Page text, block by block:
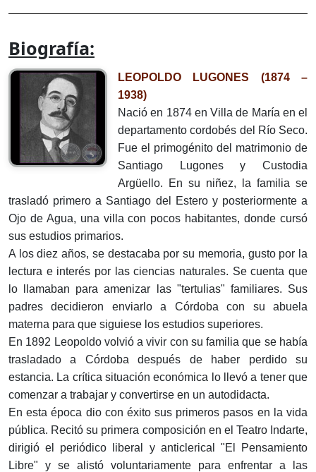
Biografía:
LEOPOLDO LUGONES (1874 –
1938)
Nació en 1874 en Villa de María en el
departamento cordobés del Río Seco.
Fue el primogénito del matrimonio de
Santiago Lugones y Custodia
Argüello. En su niñez, la familia se
trasladó primero a Santiago del Estero y posteriormente a
Ojo de Agua, una villa con pocos habitantes, donde cursó
sus estudios primarios.
A los diez años, se destacaba por su memoria, gusto por la
lectura e interés por las ciencias naturales. Se cuenta que
lo llamaban para amenizar las "tertulias" familiares. Sus
padres decidieron enviarlo a Córdoba con su abuela
materna para que siguiese los estudios superiores.
En 1892 Leopoldo volvió a vivir con su familia que se había
trasladado a Córdoba después de haber perdido su
estancia. La crítica situación económica lo llevó a tener que
comenzar a trabajar y convertirse en un autodidacta.
En esta época dio con éxito sus primeros pasos en la vida
pública. Recitó su primera composición en el Teatro Indarte,
dirigió el periódico liberal y anticlerical "El Pensamiento
Libre" y se alistó voluntariamente para enfrentar a las